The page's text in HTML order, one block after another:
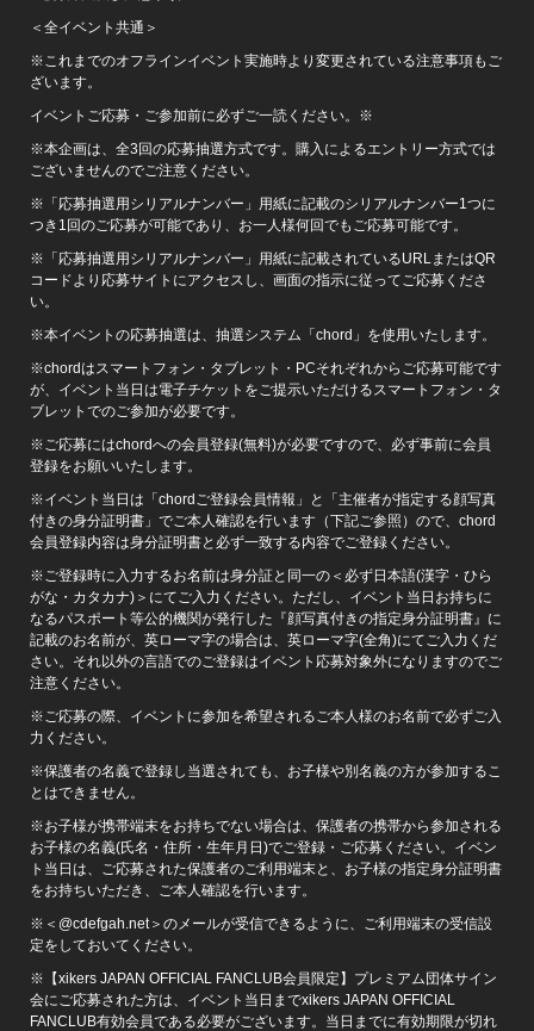
＜全イベント共通＞
※これまでのオフラインイベント実施時より変更されている注意事項もご
ざいます。
イベントご応募・ご参加前に必ずご一読ください。※
※本企画は、全3回の応募抽選方式です。購入によるエントリー方式では
ございませんのでご注意ください。
※「応募抽選用シリアルナンバー」用紙に記載のシリアルナンバー1つに
つき1回のご応募が可能であり、お一人様何回でもご応募可能です。
※「応募抽選用シリアルナンバー」用紙に記載されているURLまたはQR
コードより応募サイトにアクセスし、画面の指示に従ってご応募くださ
い。
※本イベントの応募抽選は、抽選システム「chord」を使用いたします。
※chordはスマートフォン・タブレット・PCそれぞれからご応募可能です
が、イベント当日は電子チケットをご提示いただけるスマートフォン・タ
ブレットでのご参加が必要です。
※ご応募にはchordへの会員登録(無料)が必要ですので、必ず事前に会員
登録をお願いいたします。
※イベント当日は「chordご登録会員情報」と「主催者が指定する顔写真
付きの身分証明書」でご本人確認を行います（下記ご参照）ので、chord
会員登録内容は身分証明書と必ず一致する内容でご登録ください。
※ご登録時に入力するお名前は身分証と同一の＜必ず日本語(漢字・ひら
がな・カタカナ)＞にてご入力ください。ただし、イベント当日お持ちに
なるパスポート等公的機関が発行した『顔写真付きの指定身分証明書』に
記載のお名前が、英ローマ字の場合は、英ローマ字(全角)にてご入力くだ
さい。それ以外の言語でのご登録はイベント応募対象外になりますのでご
注意ください。
※ご応募の際、イベントに参加を希望されるご本人様のお名前で必ずご入
力ください。
※保護者の名義で登録し当選されても、お子様や別名義の方が参加するこ
とはできません。
※お子様が携帯端末をお持ちでない場合は、保護者の携帯から参加される
お子様の名義(氏名・住所・生年月日)でご登録・ご応募ください。イベン
ト当日は、ご応募された保護者のご利用端末と、お子様の指定身分証明書
をお持ちいただき、ご本人確認を行います。
※＜@cdefgah.net＞のメールが受信できるように、ご利用端末の受信設
定をしておいてください。
※【xikers JAPAN OFFICIAL FANCLUB会員限定】プレミアム団体サイン
会にご応募された方は、イベント当日までxikers JAPAN OFFICIAL
FANCLUB有効会員である必要がございます。当日までに有効期限が切れ